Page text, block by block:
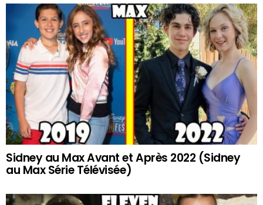
Sidney au Max Avant et Après 2022 (Sidney
au Max Série Télévisée)